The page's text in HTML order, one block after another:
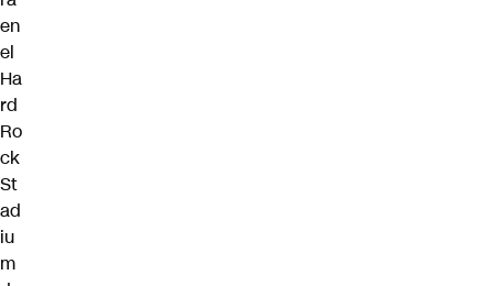
en
el
Ha
rd
Ro
ck
St
ad
iu
m